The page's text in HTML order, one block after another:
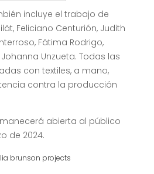
incluye el trabajo de
Feliciano Centurión, Judith
Fátima Rodrigo,
Unzueta. Todas las
con textiles, a mano,
contra la producción
abierta al público
de 2024.
brunson projects